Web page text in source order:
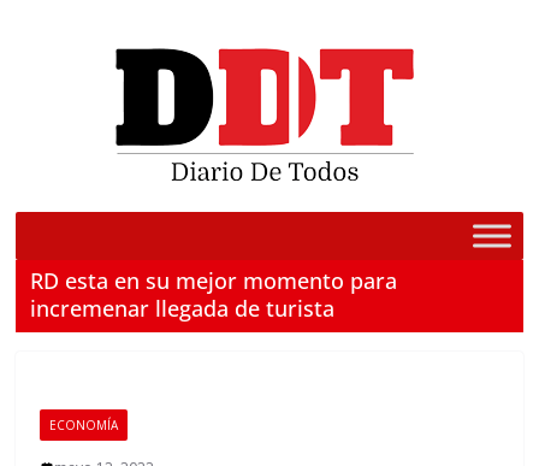
RD esta en su mejor momento para
incremenar llegada de turista
ECONOMÍA